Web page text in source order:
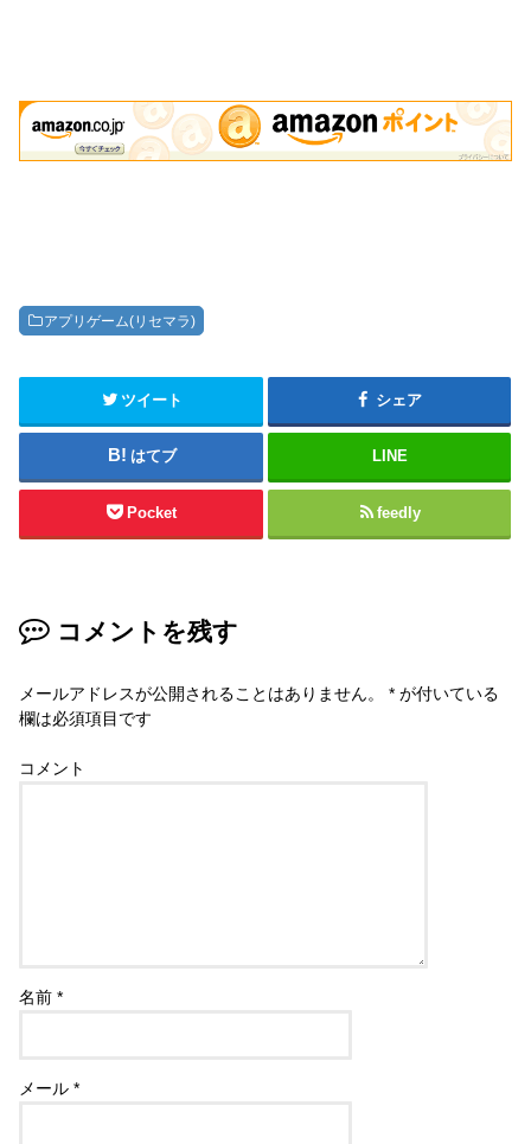
アプリゲーム(リセマラ)
ツイート シェア
はてブ LINE
Pocket feedly
コメントを残す
メールアドレスが公開されることはありません。 * が付いている
欄は必須項目です
コメント
名前*
メール*